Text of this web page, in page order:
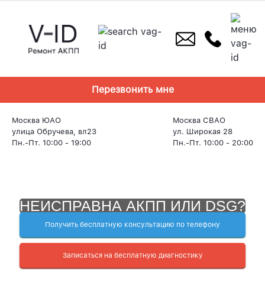
content
Перезвонить мне
Москва ЮАО
улица Обручева, вл23
Пн.-Пт. 10:00 - 19:00
Москва СВАО
ул. Широкая 28
Пн.-Пт. 10:00 - 20:00
НЕИСПРАВНА АКПП ИЛИ DSG?
Получить бесплатную консультацию по телефону
Записаться на бесплатную диагностику